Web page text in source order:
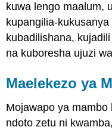
kuwa lengo maalum,
kupangilia-
kubadilishana,
na kuboresha ujuzi
Maelekezo ya
Mojawapo ya
ndoto zetu ni